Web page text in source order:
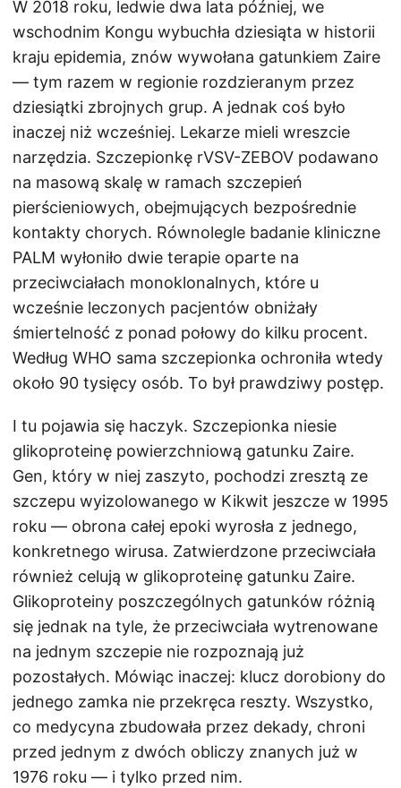
W 2018 roku, ledwie dwa lata później, we
wschodnim Kongu wybuchła dziesiąta w historii
kraju epidemia, znów wywołana gatunkiem Zaire
— tym razem w regionie rozdzieranym przez
dziesiątki zbrojnych grup. A jednak coś było
inaczej niż wcześniej. Lekarze mieli wreszcie
narzędzia. Szczepionkę rVSV-ZEBOV podawano
na masową skalę w ramach szczepień
pierścieniowych, obejmujących bezpośrednie
kontakty chorych. Równolegle badanie kliniczne
PALM wyłoniło dwie terapie oparte na
przeciwciałach monoklonalnych, które u
wcześnie leczonych pacjentów obniżały
śmiertelność z ponad połowy do kilku procent.
Według WHO sama szczepionka ochroniła wtedy
około 90 tysięcy osób. To był prawdziwy postęp.
I tu pojawia się haczyk. Szczepionka niesie
glikoproteinę powierzchniową gatunku Zaire.
Gen, który w niej zaszyto, pochodzi zresztą ze
szczepu wyizolowanego w Kikwit jeszcze w 1995
roku — obrona całej epoki wyrosła z jednego,
konkretnego wirusa. Zatwierdzone przeciwciała
również celują w glikoproteinę gatunku Zaire.
Glikoproteiny poszczególnych gatunków różnią
się jednak na tyle, że przeciwciała wytrenowane
na jednym szczepie nie rozpoznają już
pozostałych. Mówiąc inaczej: klucz dorobiony do
jednego zamka nie przekręca reszty. Wszystko,
co medycyna zbudowała przez dekady, chroni
przed jednym z dwóch obliczy znanych już w
1976 roku — i tylko przed nim.